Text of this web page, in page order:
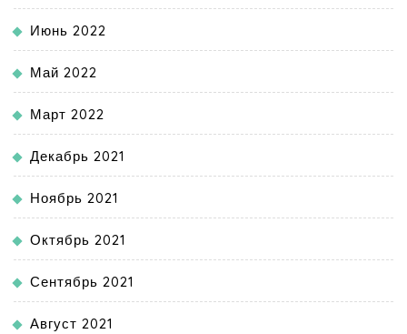
Июнь 2022
Май 2022
Март 2022
Декабрь 2021
Ноябрь 2021
Октябрь 2021
Сентябрь 2021
Август 2021